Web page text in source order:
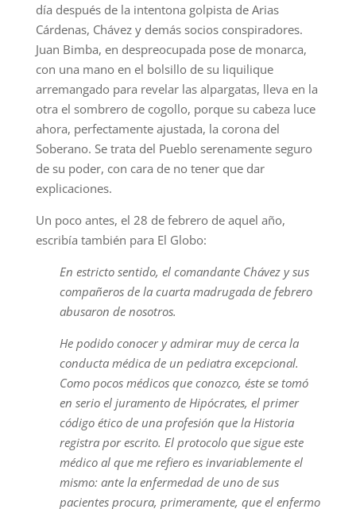
día después de la intentona golpista de Arias
Cárdenas, Chávez y demás socios conspiradores.
Juan Bimba, en despreocupada pose de monarca,
con una mano en el bolsillo de su liquilique
arremangado para revelar las alpargatas, lleva en la
otra el sombrero de cogollo, porque su cabeza luce
ahora, perfectamente ajustada, la corona del
Soberano. Se trata del Pueblo serenamente seguro
de su poder, con cara de no tener que dar
explicaciones.
Un poco antes, el 28 de febrero de aquel año,
escribía también para El Globo:
En estricto sentido, el comandante Chávez y sus
compañeros de la cuarta madrugada de febrero
abusaron de nosotros.
He podido conocer y admirar muy de cerca la
conducta médica de un pediatra excepcional.
Como pocos médicos que conozco, éste se tomó
en serio el juramento de Hipócrates, el primer
código ético de una profesión que la Historia
registra por escrito. El protocolo que sigue este
médico al que me refiero es invariablemente el
mismo: ante la enfermedad de uno de sus
pacientes procura, primeramente, que el enfermo